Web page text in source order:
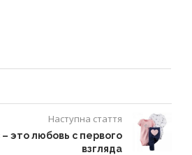
Наступна стаття
это любовь с первого
взгляда